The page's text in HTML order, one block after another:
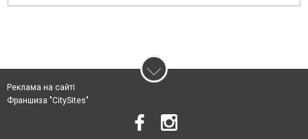
Реклама на сайті
Франшиза "CitySites"